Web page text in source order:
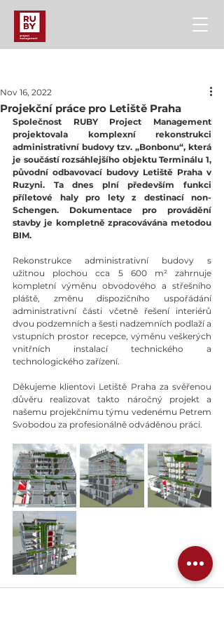
Projekční práce pro Letiště Praha
Nov 16, 2022
Společnost RUBY Project Management
projektovala komplexní rekonstrukci
administrativní budovy tzv. „Bonbonu“, která
je součástí rozsáhlejšího objektu Terminálu 1,
původní odbavovací budovy Letiště Praha v
Ruzyni. Ta dnes plní především funkci
příletové haly pro lety z destinací non-
Schengen. Dokumentace pro provádění
stavby je kompletně zpracovávána metodou
BIM.
Rekonstrukce administrativní budovy s
užitnou plochou cca 5 600 m² zahrnuje
kompletní výměnu obvodového a střešního
pláště, změnu dispozičního uspořádání
administrativní části včetně řešení interiérů
dvou podzemních a šesti nadzemních podlaží a
vstupních prostor recepce, výměnu veškerých
vnitřních instalací technického a
technologického zařízení.
Děkujeme klientovi Letiště Praha za svěřenou
důvěru realizovat takto náročný projekt a
našemu projekčnímu týmu vedenému Petrem
Svobodou za profesionálně odváděnou práci.